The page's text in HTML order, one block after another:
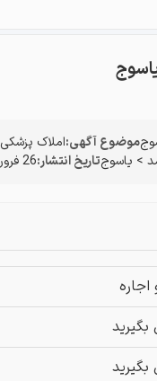
موضوع آگهی:املاک پزشکی
> یاسوجتاریخ انتشار:26 فروردین 1405